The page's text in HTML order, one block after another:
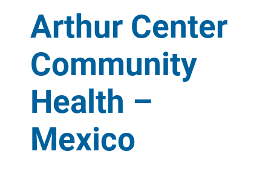
Arthur Center
Community
Health –
Mexico